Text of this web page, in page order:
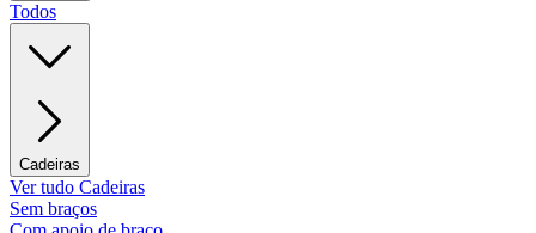
Todos
Cadeiras
Ver tudo Cadeiras
Sem braços